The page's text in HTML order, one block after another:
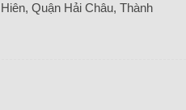
Quận Hải Châu, Thành